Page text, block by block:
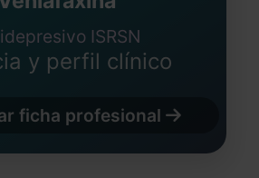
ISRSN
y perfil clínico
ficha profesional